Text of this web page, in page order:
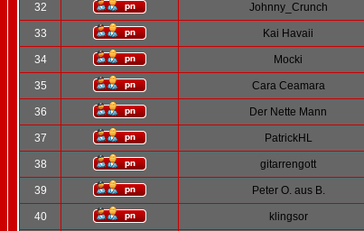
32 Johnny_Crunch
33 Kai Havaii
34 Mocki
35 Cara Ceamara
36 Der Nette Mann
37 PatrickHL
38 gitarrengott
39 Peter O. aus B.
40 klingsor